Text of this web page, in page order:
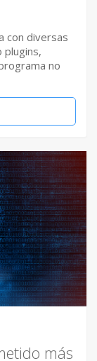
con diversas
plugins,
no
más